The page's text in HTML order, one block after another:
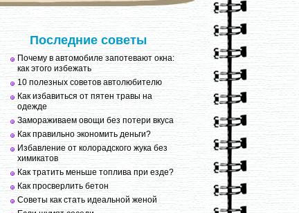
Последние советы
Почему в автомобиле запотевают окна:
как этого избежать
10 полезных советов автолюбителю
Как избавиться от пятен травы на
одежде
Замораживаем овощи без потери вкуса
Как правильно экономить деньги?
Избавление от колорадского жука без
химикатов
Как тратить меньше топлива при езде?
Как просверлить бетон
Советы как стать идеальной женой